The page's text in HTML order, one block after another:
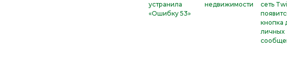
устранила
«Ошибку 53»
недвижимости
сеть
кнопка
личных